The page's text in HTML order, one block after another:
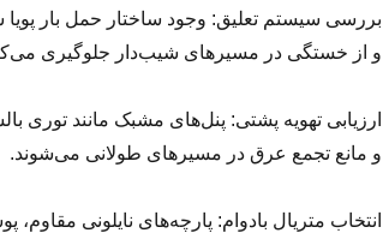
بررسی سیستم تعلیق: وجود ساختار حمل بار
و از خستگی در مسیرهای شیب‌دار جلوگیری
ارزیابی تهویه پشتی: پنل‌های مشبک مانند
و مانع تجمع عرق در مسیرهای طولانی می‌شوند.